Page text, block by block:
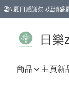
🏖️\ 夏日感謝祭 /延續盛
日
商品 主頁新